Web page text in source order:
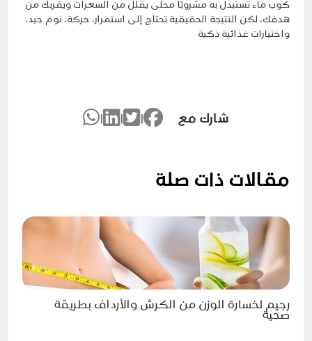
كوب ماء تستبدل به مشروبًا محلى يقلل من السعرات ويقربك من
هدفك، لكن النتيجة الحقيقية تحتاج إلى استمرار، حركة، نوم جيد،
واختيارات غذائية ذكية
شارك مع
مقالات ذات صلة
رجيم لخسارة الوزن من الكرش والأرداف بطريقة
صحية